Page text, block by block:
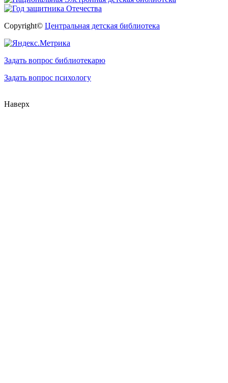
Copyright© Центральная детская библиотека
Задать вопрос библиотекарю
Задать вопрос психологу
Наверх